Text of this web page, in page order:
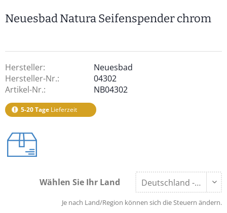
Neuesbad Natura Seifenspender chrom
Hersteller:
Neuesbad
Hersteller-Nr.:
04302
Artikel-Nr.:
NB04302
5-20 Tage Lieferzeit
Wählen Sie Ihr Land
Je nach Land/Region können sich die Steuern ändern.